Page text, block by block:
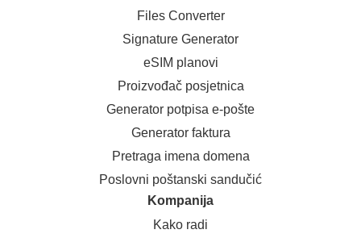
Files Converter
Signature Generator
eSIM planovi
Proizvođač posjetnica
Generator potpisa e-pošte
Generator faktura
Pretraga imena domena
Poslovni poštanski sandučić
Kompanija
Kako radi